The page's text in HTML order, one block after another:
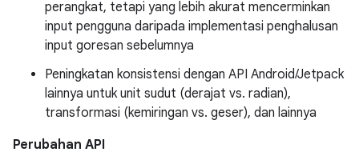
perangkat, tetapi yang lebih akurat mencerminkan
input pengguna daripada implementasi penghalusan
input goresan sebelumnya
Peningkatan konsistensi dengan API Android/Jetpack
lainnya untuk unit sudut (derajat vs. radian),
transformasi (kemiringan vs. geser), dan lainnya
Perubahan API